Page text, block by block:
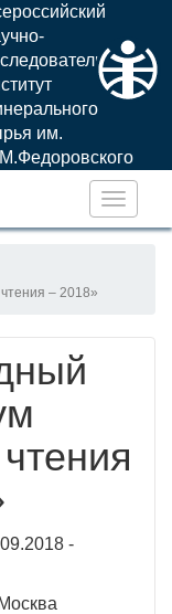
им.
– 2018»
-